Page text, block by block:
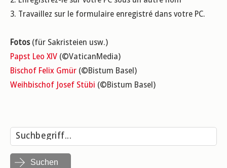
3. Travaillez sur le formulaire enregistré dans votre PC.
Fotos(für Sakristeien usw.)
Papst Leo XIV (©VaticanMedia)
Bischof Felix Gmür (©Bistum Basel)
Weihbischof Josef Stübi (©Bistum Basel)
Suchen